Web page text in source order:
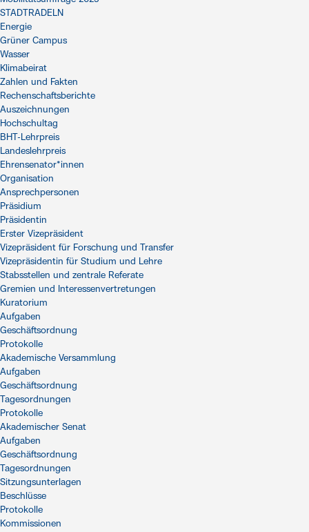
STADTRADELN
Energie
Grüner Campus
Wasser
Klimabeirat
Zahlen und Fakten
Rechenschaftsberichte
Auszeichnungen
Hochschultag
BHT-Lehrpreis
Landeslehrpreis
Ehrensenator*innen
Organisation
Ansprechpersonen
Präsidium
Präsidentin
Erster Vizepräsident
Vizepräsident für Forschung und Transfer
Vizepräsidentin für Studium und Lehre
Stabsstellen und zentrale Referate
Gremien und Interessenvertretungen
Kuratorium
Aufgaben
Geschäftsordnung
Protokolle
Akademische Versammlung
Aufgaben
Geschäftsordnung
Tagesordnungen
Protokolle
Akademischer Senat
Aufgaben
Geschäftsordnung
Tagesordnungen
Sitzungsunterlagen
Beschlüsse
Protokolle
Kommissionen